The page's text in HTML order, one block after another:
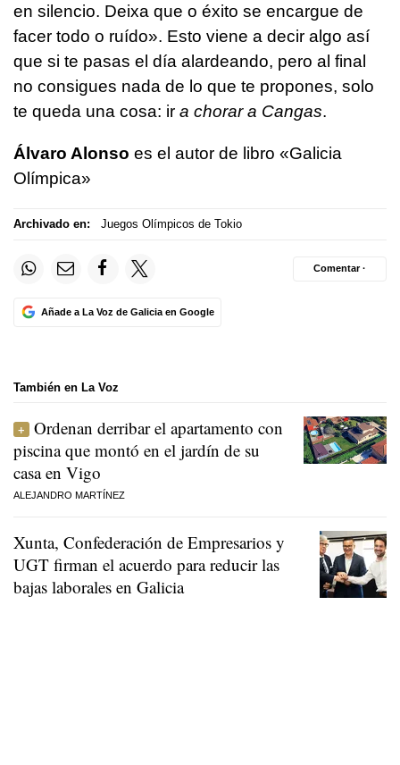
en silencio. Deixa que o éxito se encargue de
facer todo o ruído». Esto viene a decir algo así
que si te pasas el día alardeando, pero al final
no consigues nada de lo que te propones, solo
te queda una cosa: ir a chorar a Cangas.
Álvaro Alonso es el autor de libro «Galicia
Olímpica»
Archivado en: Juegos Olímpicos de Tokio
Añade a La Voz de Galicia en Google
Comentar ·
También en La Voz
Ordenan derribar el apartamento con
piscina que montó en el jardín de su
casa en Vigo
ALEJANDRO MARTÍNEZ
Xunta, Confederación de Empresarios y
UGT firman el acuerdo para reducir las
bajas laborales en Galicia